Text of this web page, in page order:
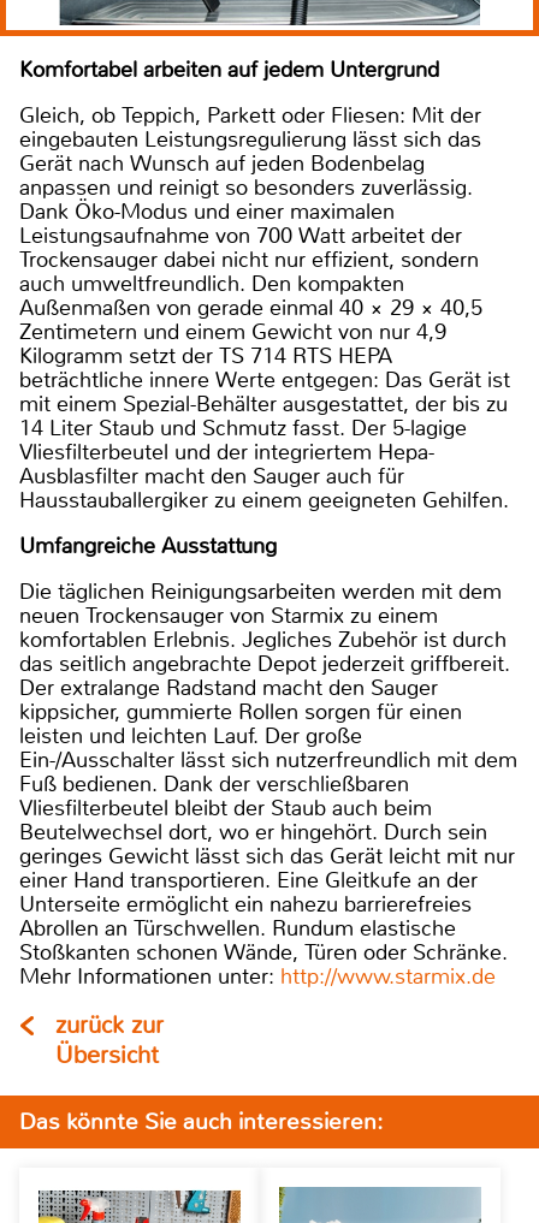
Komfortabel arbeiten auf jedem Untergrund
Gleich, ob Teppich, Parkett oder Fliesen: Mit der
eingebauten Leistungsregulierung lässt sich das
Gerät nach Wunsch auf jeden Bodenbelag
anpassen und reinigt so besonders zuverlässig.
Dank Öko-Modus und einer maximalen
Leistungsaufnahme von 700 Watt arbeitet der
Trockensauger dabei nicht nur effizient, sondern
auch umweltfreundlich. Den kompakten
Außenmaßen von gerade einmal 40 × 29 × 40,5
Zentimetern und einem Gewicht von nur 4,9
Kilogramm setzt der TS 714 RTS HEPA
beträchtliche innere Werte entgegen: Das Gerät ist
mit einem Spezial-Behälter ausgestattet, der bis zu
14 Liter Staub und Schmutz fasst. Der 5-lagige
Vliesfilterbeutel und der integriertem Hepa-
Ausblasfilter macht den Sauger auch für
Hausstauballergiker zu einem geeigneten Gehilfen.
Umfangreiche Ausstattung
Die täglichen Reinigungsarbeiten werden mit dem
neuen Trockensauger von Starmix zu einem
komfortablen Erlebnis. Jegliches Zubehör ist durch
das seitlich angebrachte Depot jederzeit griffbereit.
Der extralange Radstand macht den Sauger
kippsicher, gummierte Rollen sorgen für einen
leisten und leichten Lauf. Der große
Ein-/Ausschalter lässt sich nutzerfreundlich mit dem
Fuß bedienen. Dank der verschließbaren
Vliesfilterbeutel bleibt der Staub auch beim
Beutelwechsel dort, wo er hingehört. Durch sein
geringes Gewicht lässt sich das Gerät leicht mit nur
einer Hand transportieren. Eine Gleitkufe an der
Unterseite ermöglicht ein nahezu barrierefreies
Abrollen an Türschwellen. Rundum elastische
Stoßkanten schonen Wände, Türen oder Schränke.
Mehr Informationen unter: http://www.starmix.de
zurück zur
Übersicht
Das könnte Sie auch interessieren: